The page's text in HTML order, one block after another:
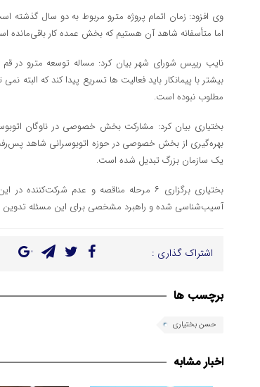
وی افزود: زمان اتمام پروژه مترو ‌مربوط به دو سال گذشته
اما متأسفانه شاهد آن هستیم که بخش عمده کار
نایب رییس شورای شهر بیان کرد: مساله توسعه مترو در
بیشتر با پیمانکار باید فعالیت ها تسریع پیدا کند که البته
مطلوب نبوده است.
بختیاری بیان کرد: مشارکت بخش خصوصی در ناوگان
بهره‌گیری از بخش خصوصی در حوزه اتوبوسرانی شاهد
یک سازمان بزرگ تبدیل‌ شده است.
بختیاری برگزاری ۶ مرحله مناقصه و عدم
آسیب‌شناسی شده و راهبرد مشخصی برای این مسئله تدوین
اشتراک گذاری :
برچسب ها
حسن بختیاری
اخبار مشابه